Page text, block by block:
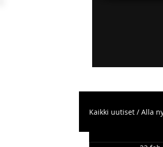
Kaikki uutiset / Alla